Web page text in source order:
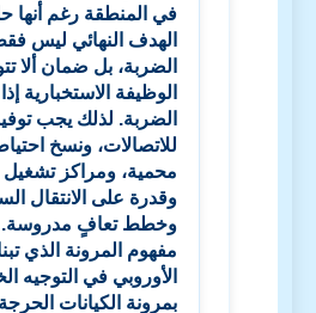
في المنطقة رغم أنها
الهدف النهائي ليس
الضربة، بل ضمان ألا
الوظيفة الاستخبارية
الضربة. لذلك يجب
للاتصالات، ونسخ
محمية، ومراكز تشغيل
وقدرة على الانتقال
وخطط تعافٍ مدروسة.
مفهوم المرونة الذي
الأوروبي في التوجيه
بمرونة الكيانات